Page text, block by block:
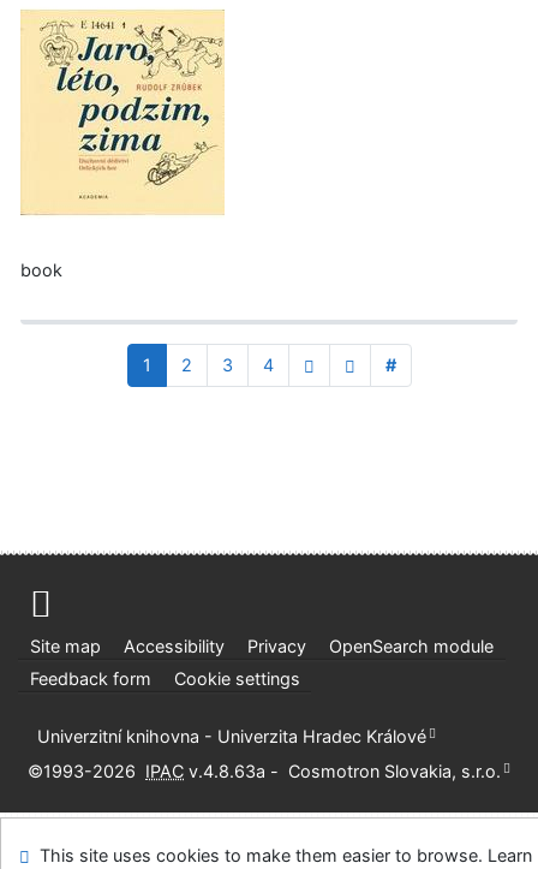
book
1 2 3 4 #
Site map Accessibility Privacy
OpenSearch module
Feedback form
Cookie settings
Univerzitní knihovna - Univerzita Hradec Králové
©1993-2026 IPAC v.4.8.63a - Cosmotron Slovakia, s.r.o.
This site uses cookies to make them easier to browse. Learn